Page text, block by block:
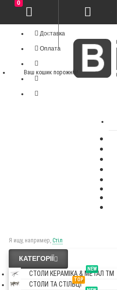
Доставка
Оплата
Я ищу, например, Стіл
0
Ваш кошик порожній!
КАТЕГОРІЇ
NEW
СТОЛИ КЕРАМІКА & МЕТАЛ TM
TOP
СТОЛИ ТА СТІЛЬЦІ